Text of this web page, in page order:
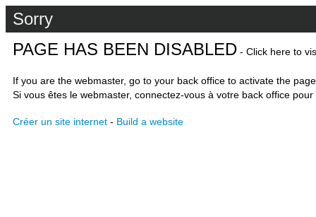
Sorry
PAGE HAS BEEN DISABLED - Click here to
If you are the webmaster, go to your back office to activate the
Si vous êtes le webmaster, connectez-vous à votre back office
Créer un site internet - Build a website